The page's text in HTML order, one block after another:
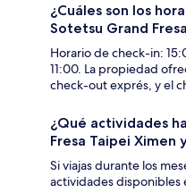
¿Cuáles son los
Sotetsu Grand
Horario de check-in:
11:00. La propiedad
check-out exprés, y el
¿Qué actividades
Fresa Taipei Ximen
Si viajas durante los
actividades disponibles